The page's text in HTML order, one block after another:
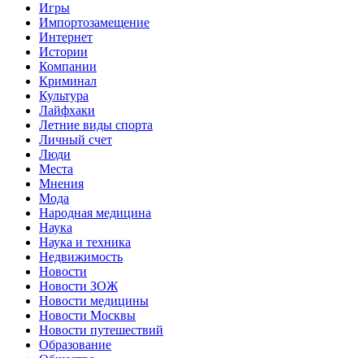
Игры
Импортозамещение
Интернет
Истории
Компании
Криминал
Культура
Лайфхаки
Летние виды спорта
Личный счет
Люди
Места
Мнения
Мода
Народная медицина
Наука
Наука и техника
Недвижимость
Новости
Новости ЗОЖ
Новости медицины
Новости Москвы
Новости путешествий
Образование